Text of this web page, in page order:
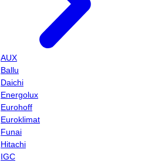
AUX
Ballu
Daichi
Energolux
Eurohoff
Euroklimat
Funai
Hitachi
IGC